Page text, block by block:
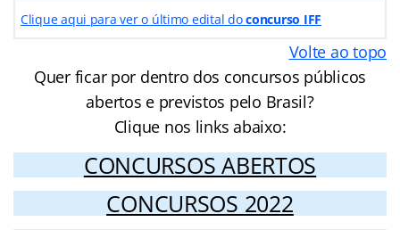
Clique aqui para ver o último edital doconcurso IFF
Volte ao topo
Quer ficar por dentro dos concursos públicos
abertos e previstos pelo Brasil?
Clique nos links abaixo:
CONCURSOS ABERTOS
CONCURSOS 2022